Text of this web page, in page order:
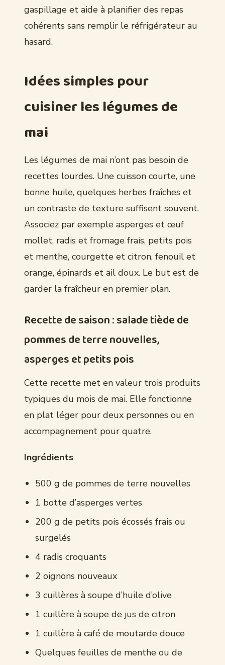
gaspillage et aide à planifier des repas
cohérents sans remplir le réfrigérateur au
hasard.
Idées simples pour
cuisiner les légumes de
mai
Les légumes de mai n’ont pas besoin de
recettes lourdes. Une cuisson courte, une
bonne huile, quelques herbes fraîches et
un contraste de texture suffisent souvent.
Associez par exemple asperges et œuf
mollet, radis et fromage frais, petits pois
et menthe, courgette et citron, fenouil et
orange, épinards et ail doux. Le but est de
garder la fraîcheur en premier plan.
Recette de saison : salade tiède de
pommes de terre nouvelles,
asperges et petits pois
Cette recette met en valeur trois produits
typiques du mois de mai. Elle fonctionne
en plat léger pour deux personnes ou en
accompagnement pour quatre.
Ingrédients
500 g de pommes de terre nouvelles
1 botte d’asperges vertes
200 g de petits pois écossés frais ou
surgelés
4 radis croquants
2 oignons nouveaux
3 cuillères à soupe d’huile d’olive
1 cuillère à soupe de jus de citron
1 cuillère à café de moutarde douce
Quelques feuilles de menthe ou de